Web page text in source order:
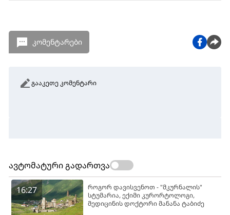
კომენტარები
გააკეთე კომენტარი
ავტომატური გადართვა
16:27
როგორ დავისვენოთ - "მკურნალის"
სტუმარია, ექიმი კურორტოლოგი,
მედიცინის დოქტორი მანანა ტაბიძე